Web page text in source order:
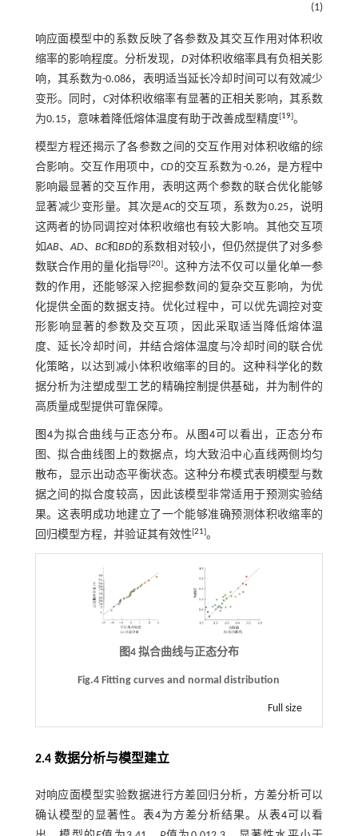
(1)
响应面模型中的系数反映了各参数及其交互作用对体积收
缩率的影响程度。分析发现， D对体积收缩率具有负相关影
响，其系数为-0.086，表明适当延长冷却时间可以有效减少
变形。同时， C对体积收缩率有显著的正相关影响，其系数
为0.15，意味着降低熔体温度有助于改善成型精度[19]。
模型方程还揭示了各参数之间的交互作用对体积收缩的综
合影响。交互作用项中，CD 的交互系数为-0.26，是方程中
影响最显著的交互作用，表明这两个参数的联合优化能够
显著减少变形量。其次是AC的交互项，系数为0.25，说明
这两者的协同调控对体积收缩也有较大影响。其他交互项
如AB、AD、 BC和BD的系数相对较小，但仍然提供了对多参
数联合作用的量化指导[20]。这种方法不仅可以量化单一参
数的作用，还能够深入挖掘参数间的复杂交互影响，为优
化提供全面的数据支持。优化过程中，可以优先调控对变
形影响显著的参数及交互项，因此采取适当降低熔体温
度、延长冷却时间，并结合熔体温度与冷却时间的联合优
化策略，以达到减小体积收缩率的目的。这种科学化的数
据分析为注塑成型工艺的精确控制提供基础，并为制件的
高质量成型提供可靠保障。
图4为拟合曲线与正态分布。从 图4 可以看出，正态分布
图、拟合曲线图上的数据点，均大致沿中心直线两侧均匀
散布，显示出动态平衡状态。这种分布模式表明模型与数
据之间的拟合度较高，因此该模型非常适用于预测实验结
果。这表明成功地建立了一个能够准确预测体积收缩率的
回归模型方程，并验证其有效性[21]。
图4 拟合曲线与正态分布
Fig.4 Fitting curves and normal distribution
Full size
2.4 数据分析与模型建立
对响应面模型实验数据进行方差回归分析，方差分析可以
确认模型的显著性。 表4为方差分析结果。从表4 可以看